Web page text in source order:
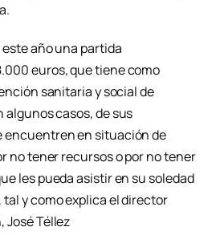
año una partida
euros, que tiene como
sanitaria y social de
algunos casos, de sus
encuentren en situación de
no tener recursos o por no tener
les pueda asistir en su soledad
tal y como explica el director
José Téllez